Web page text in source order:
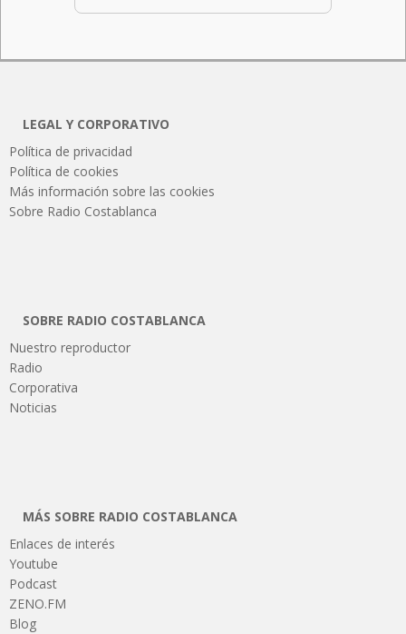
LEGAL Y CORPORATIVO
Política de privacidad
Política de cookies
Más información sobre las cookies
Sobre Radio Costablanca
SOBRE RADIO COSTABLANCA
Nuestro reproductor
Radio
Corporativa
Noticias
MÁS SOBRE RADIO COSTABLANCA
Enlaces de interés
Youtube
Podcast
ZENO.FM
Blog